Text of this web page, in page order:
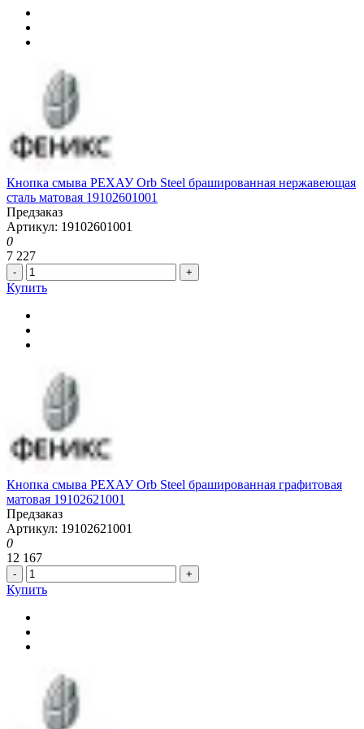
Кнопка смыва РЕХАУ Orb Steel брашированная нержавеющая
сталь матовая 19102601001
Предзаказ
Артикул: 19102601001
0
7 227
- +
Купить
Кнопка смыва РЕХАУ Orb Steel брашированная графитовая
матовая 19102621001
Предзаказ
Артикул: 19102621001
0
12 167
- +
Купить